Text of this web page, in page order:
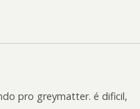
pro greymatter. é dificil,